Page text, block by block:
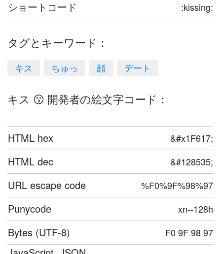
ショートコード :kissing:
タグとキーワード：
キス ちゅっ 顔 デート
キス 😗 開発者の絵文字コード：
HTML hex &#x1F617;
HTML dec &#128535;
URL escape code %F0%9F%98%97
Punycode xn--128h
Bytes (UTF-8) F0 9F 98 97